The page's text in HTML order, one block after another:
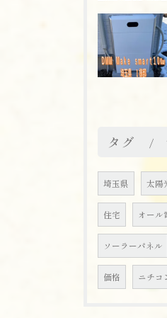
タグ
埼玉県 太陽
住宅 オール
ソーラーパネル
価格 ニチコ
お問い合わ